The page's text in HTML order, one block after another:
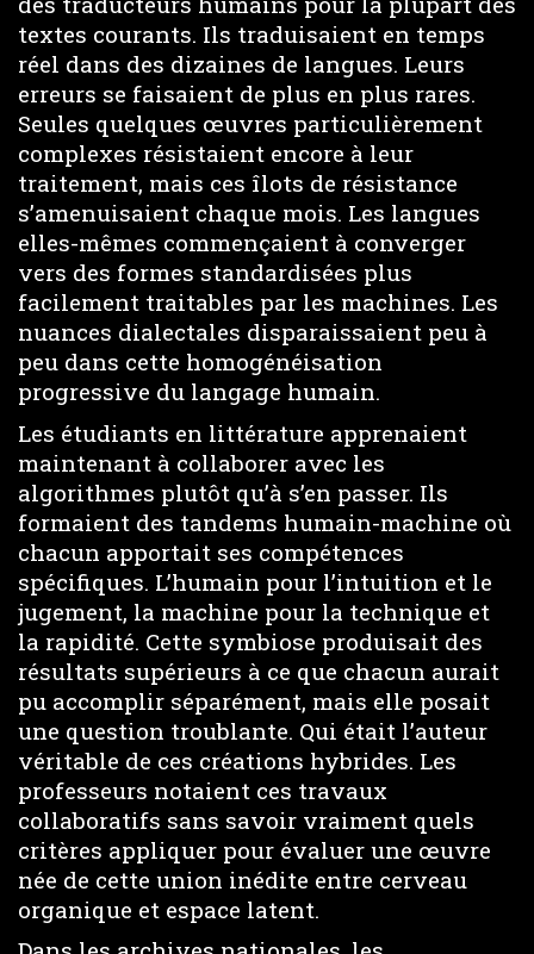
textes courants. Ils traduisaient en temps
réel dans des dizaines de langues. Leurs
erreurs se faisaient de plus en plus rares.
Seules quelques œuvres particulièrement
complexes résistaient encore à leur
traitement, mais ces îlots de résistance
s’amenuisaient chaque mois. Les langues
elles-mêmes commençaient à converger
vers des formes standardisées plus
facilement traitables par les machines. Les
nuances dialectales disparaissaient peu à
peu dans cette homogénéisation
progressive du langage humain.
Les étudiants en littérature apprenaient
maintenant à collaborer avec les
algorithmes plutôt qu’à s’en passer. Ils
formaient des tandems humain-machine où
chacun apportait ses compétences
spécifiques. L’humain pour l’intuition et le
jugement, la machine pour la technique et
la rapidité. Cette symbiose produisait des
résultats supérieurs à ce que chacun aurait
pu accomplir séparément, mais elle posait
une question troublante. Qui était l’auteur
véritable de ces créations hybrides. Les
professeurs notaient ces travaux
collaboratifs sans savoir vraiment quels
critères appliquer pour évaluer une œuvre
née de cette union inédite entre cerveau
organique et espace latent.